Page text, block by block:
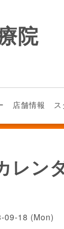
院
店舗情報
レン
09-18 (Mon)